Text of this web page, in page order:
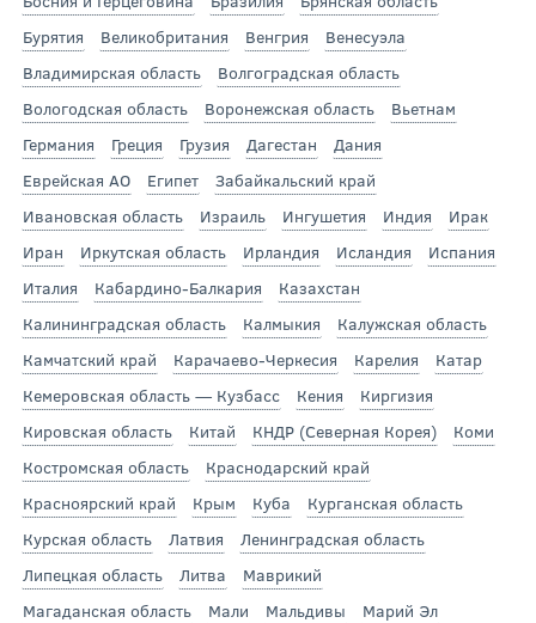
Бурятия
Великобритания Венгрия
Венесуэла
Владимирская область
Волгоградская область
Вологодская область
Воронежская область
Вьетнам
Германия
Греция Грузия Дагестан
Дания
Еврейская АО
Египет
Забайкальский край
Ивановская область
Израиль Ингушетия Индия
Ирак
Иран
Иркутская область Ирландия Исландия
Испания
Италия
Кабардино-Балкария
Казахстан
Калининградская область
Калмыкия
Калужская область
Камчатский край
Карачаево-Черкесия Карелия
Катар
Кемеровская область — Кузбасс
Кения
Киргизия
Кировская область
Китай КНДР (Северная Корея)
Коми
Костромская область
Краснодарский край
Красноярский край
Крым Куба
Курганская область
Курская область
Латвия
Ленинградская область
Липецкая область
Литва
Маврикий
Магаданская область
Мали Мальдивы
Марий Эл